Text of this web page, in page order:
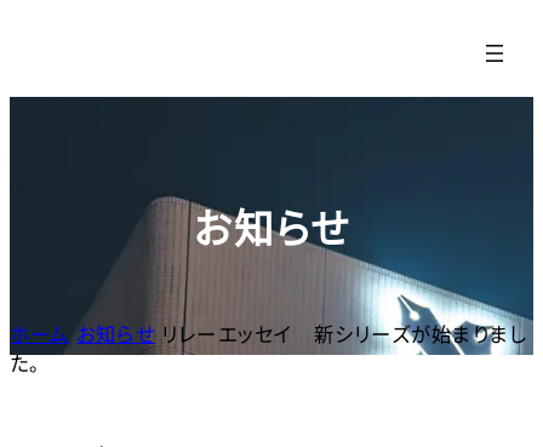
お知らせ
ホーム お知らせ リレーエッセイ 新シリーズが始まりまし
た。